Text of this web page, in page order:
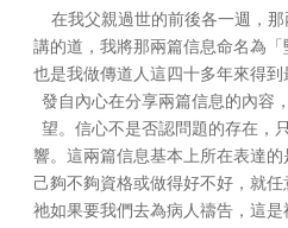
在我父親過世的前後各一週，
講的道，我將那兩篇信息命名為
也是我做傳道人這四十多年來得
發自內心在分享兩篇信息的內容
望。信心不是否認問題的存在，
響。這兩篇信息基本上所在表達的
己夠不夠資格或做得好不好，就任
祂如果要我們去為病人禱告，這